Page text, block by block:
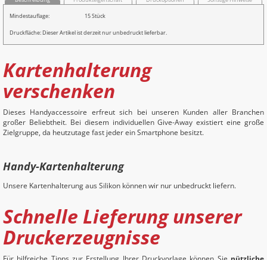
Mindestauflage: 15 Stück
Druckfläche: Dieser Artikel ist derzeit nur unbedruckt lieferbar.
Kartenhalterung
verschenken
Dieses Handyaccessoire erfreut sich bei unseren Kunden aller Branchen
großer Beliebtheit. Bei diesem individuellen Give-Away existiert eine große
Zielgruppe, da heutzutage fast jeder ein Smartphone besitzt.
Handy-Kartenhalterung
Unsere Kartenhalterung aus Silikon können wir nur unbedruckt liefern.
Schnelle Lieferung unserer
Druckerzeugnisse